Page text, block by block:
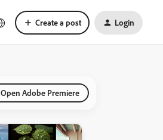
Create a post Login
Open Adobe Premiere